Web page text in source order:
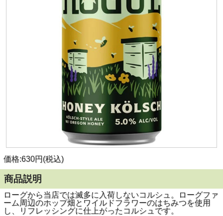
価格:630円(税込)
商品説明
ローグから当店では滅多に入荷しないコルシュ。ローグファ
ーム周辺のホップ畑とワイルドフラワーのはちみつを使用
し、リフレッシングに仕上がったコルシュです。